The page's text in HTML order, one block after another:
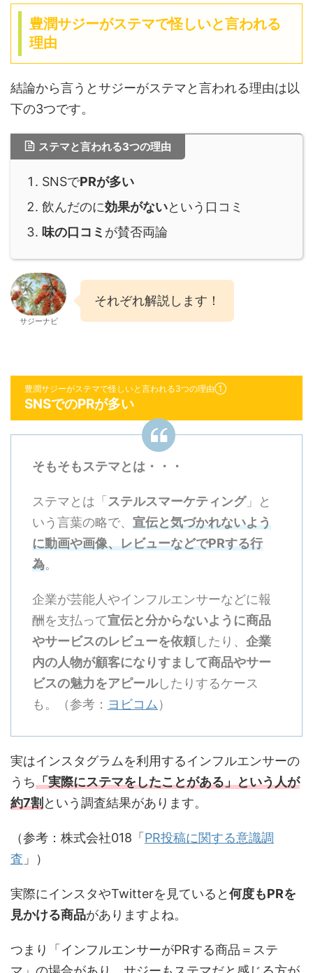
豊潤サジーがステマで怪しいと言われる
理由
結論から言うとサジーがステマと言われる理由は以
下の3つです。
ステマと言われる3つの理由
SNSでPRが多い
飲んだのに効果がないという口コミ
味の口コミ が賛否両論
サジーナビ
それぞれ解説します！
豊潤サジーがステマで怪しいと言われる3つの理由①
SNSでのPRが多い
そもそもステマとは・・・
ステマとは「ステルスマーケティング」と
いう言葉の略で、 宣伝と気づかれないよう
に動画や画像、レビューなどでPRする行
為。
企業が芸能人やインフルエンサーなどに報
酬を支払って宣伝と分からないように商品
やサービスのレビューを依頼したり、 企業
内の人物が顧客になりすまして商品やサー
ビスの魅力をアピールしたりするケース
も。（参考： ヨビコム ）
実はインスタグラムを利用するインフルエンサーの
うち「実際にステマをしたことがある」という人が
約7割 という調査結果があります。
（参考：株式会社018「PR投稿に関する意識調
査 」）
実際にインスタやTwitterを見ていると何度もPRを
見かける商品がありますよね。
つまり「インフルエンサーがPRする商品＝ステ